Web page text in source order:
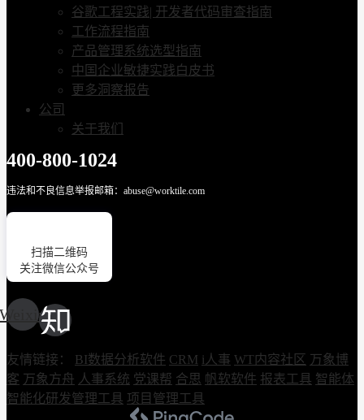
谷歌工程实践| 开发者代码审查指南
工作流程指南
产品管理系统选型指南
中国企业敏捷实践白皮书
更多洞察报告
公司
关于我们
400-800-1024
违法和不良信息举报邮箱：abuse@worktile.com
扫描二维码
关注微信公众号
Weixin
友情链接： BI数据分析软件 CRM i人事 WT内容社区 万象博
客 万象方舟 人事系统 党课帮 合思 帆软软件 报表工具 智能体
智能化研发管理工具 项目管理工具